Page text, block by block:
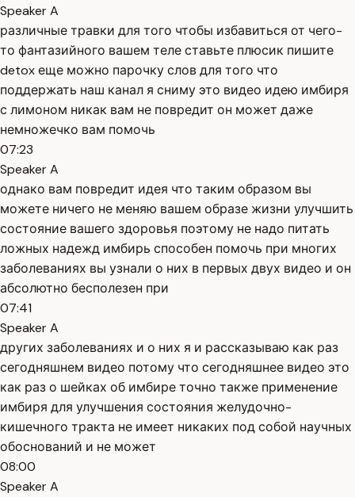
Speaker A
различные травки для того чтобы избавиться от чего-
то фантазийного вашем теле ставьте плюсик пишите
detox еще можно парочку слов для того что
поддержать наш канал я сниму это видео идею имбиря
с лимоном никак вам не повредит он может даже
немножечко вам помочь
07:23
Speaker A
однако вам повредит идея что таким образом вы
можете ничего не меняю вашем образе жизни улучшить
состояние вашего здоровья поэтому не надо питать
ложных надежд имбирь способен помочь при многих
заболеваниях вы узнали о них в первых двух видео и он
абсолютно бесполезен при
07:41
Speaker A
других заболеваниях и о них я и рассказываю как раз
сегодняшнем видео потому что сегодняшнее видео это
как раз о шейках об имбире точно также применение
имбиря для улучшения состояния желудочно-
кишечного тракта не имеет никаких под собой научных
обоснований и не может
08:00
Speaker A